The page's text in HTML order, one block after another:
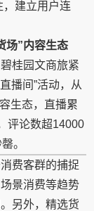
，建立用户连
场”内容生态
桂园文商旅紧
播间”活动，从
生态，直播累
评论数超14000
。
费客群的捕捉
景消费等趋势
另外，精选货